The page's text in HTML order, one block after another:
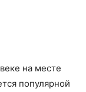
на месте
популярной